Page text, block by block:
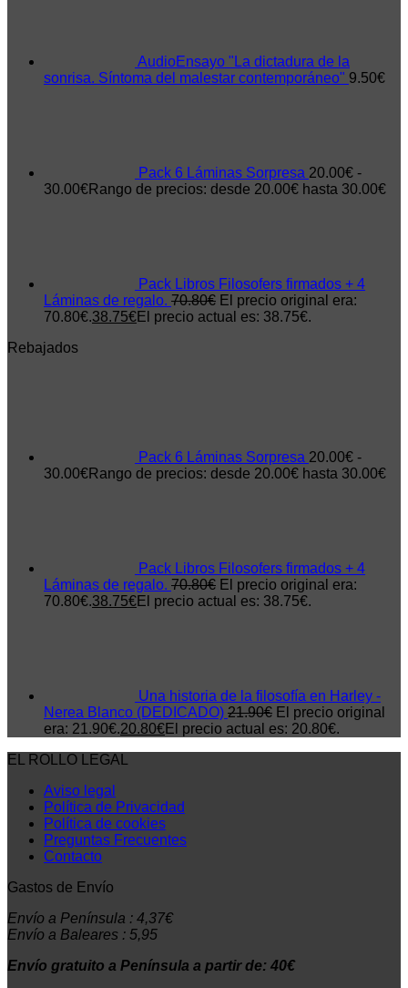
AudioEnsayo "La dictadura de la
sonrisa. Síntoma del malestar contemporáneo" 9.50€
Pack 6 Láminas Sorpresa 20.00€ -
30.00€Rango de precios: desde 20.00€ hasta 30.00€
Pack Libros Filosofers firmados + 4
Láminas de regalo. 70.80€ El precio original era:
70.80€.38.75€El precio actual es: 38.75€.
Rebajados
Pack 6 Láminas Sorpresa 20.00€ -
30.00€Rango de precios: desde 20.00€ hasta 30.00€
Pack Libros Filosofers firmados + 4
Láminas de regalo. 70.80€ El precio original era:
70.80€.38.75€El precio actual es: 38.75€.
Una historia de la filosofía en Harley -
Nerea Blanco (DEDICADO) 21.90€ El precio original
era: 21.90€.20.80€El precio actual es: 20.80€.
EL ROLLO LEGAL
Aviso legal
Política de Privacidad
Política de cookies
Preguntas Frecuentes
Contacto
Gastos de Envío
Envío a Península : 4,37€
Envío a Baleares : 5,95
Envío gratuito a Península a partir de: 40€